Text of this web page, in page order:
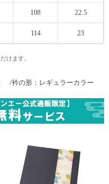
108 22.5
114 23
けます。
/衿の形：レギュラーカラー